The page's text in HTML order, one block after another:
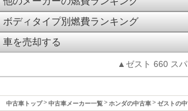
ボディタイプ別燃費ランキング
車を売却する
▲ゼスト 660 ス
中古車トップ 中古車メーカー一覧 ホンダの中古車 ゼストの